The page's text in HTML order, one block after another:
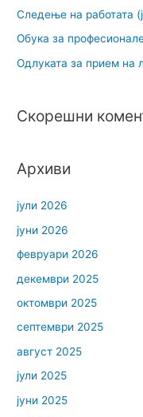
Следење на работата
Обука за
Одлуката за прием на
Скорешни
Архиви
јули 2026
јуни 2026
февруари 2026
декември 2025
октомври 2025
септември 2025
август 2025
јули 2025
јуни 2025